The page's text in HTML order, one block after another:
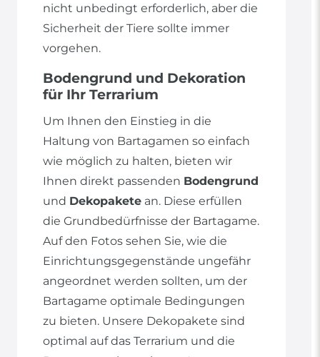
nicht unbedingt erforderlich, aber die
Sicherheit der Tiere sollte immer
vorgehen.
Bodengrund und Dekoration
für Ihr Terrarium
Um Ihnen den Einstieg in die
Haltung von Bartagamen so einfach
wie möglich zu halten, bieten wir
Ihnen direkt passenden Bodengrund
und Dekopakete an. Diese erfüllen
die Grundbedürfnisse der Bartagame.
Auf den Fotos sehen Sie, wie die
Einrichtungsgegenstände ungefähr
angeordnet werden sollten, um der
Bartagame optimale Bedingungen
zu bieten. Unsere Dekopakete sind
optimal auf das Terrarium und die